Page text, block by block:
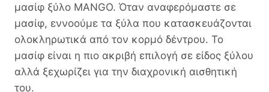
μασίφ ξύλο MANGO. Όταν αναφερόμαστε σε
μασίφ, εννοούμε τα ξύλα που κατασκευάζονται
ολοκληρωτικά από τον κορμό δέντρου. Το
μασίφ είναι η πιο ακριβή επιλογή σε είδος ξύλου
αλλά ξεχωρίζει για την διαχρονική αισθητική
του.